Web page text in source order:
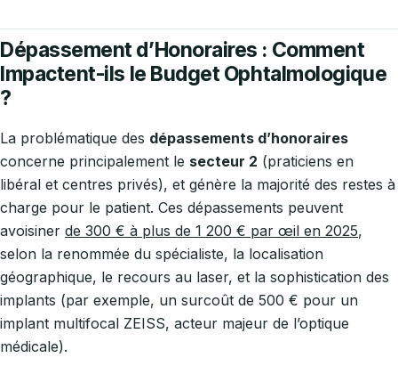
Dépassement d’Honoraires : Comment
Impactent-ils le Budget Ophtalmologique
?
La problématique des dépassements d’honoraires
concerne principalement le secteur 2 (praticiens en
libéral et centres privés), et génère la majorité des restes à
charge pour le patient. Ces dépassements peuvent
avoisiner de 300 € à plus de 1 200 € par œil en 2025,
selon la renommée du spécialiste, la localisation
géographique, le recours au laser, et la sophistication des
implants (par exemple, un surcoût de 500 € pour un
implant multifocal ZEISS, acteur majeur de l’optique
médicale).